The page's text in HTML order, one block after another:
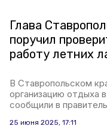
Глава
поручил
работу летних
В Ставропольском
организацию отдыха
сообщили в
25 июня 2025, 17:11